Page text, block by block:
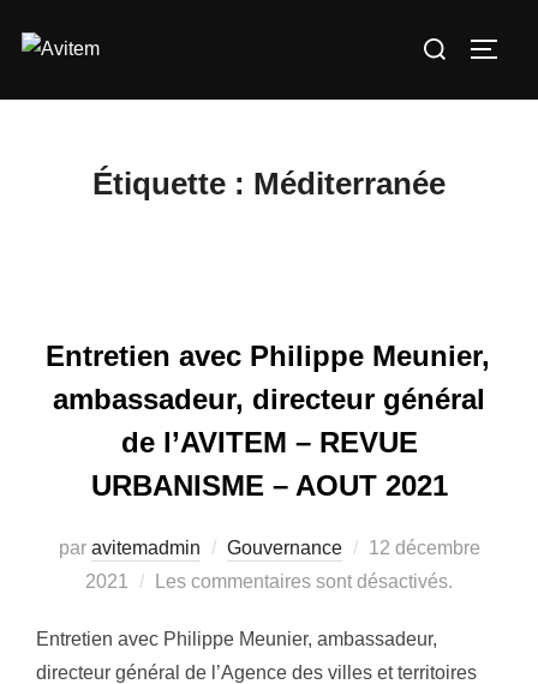
Rechercher :
Étiquette : Méditerranée
Entretien avec Philippe Meunier,
ambassadeur, directeur général
de l’AVITEM – REVUE
URBANISME – AOUT 2021
par avitemadmin Gouvernance
Publié
le
12 décembre
2021
Les commentaires sont désactivés.
Entretien avec Philippe Meunier, ambassadeur,
directeur général de l’Agence des villes et territoires